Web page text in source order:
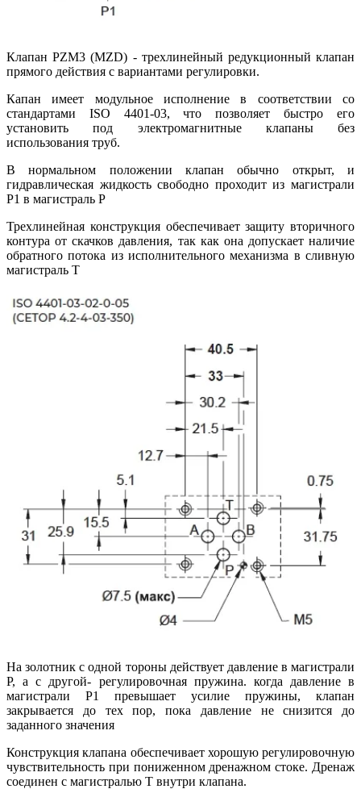
Клапан PZM3 (MZD) - трехлинейный редукционный клапан
прямого действия с вариантами регулировки.
Капан имеет модульное исполнение в соответствии со
стандартами ISO 4401-03, что позволяет быстро его
установить под электромагнитные клапаны без
использования труб.
В нормальном положении клапан обычно открыт, и
гидравлическая жидкость свободно проходит из магистрали
P1 в магистраль P
Трехлинейная конструкция обеспечивает защиту вторичного
контура от скачков давления, так как она допускает наличие
обратного потока из исполнительного механизма в сливную
магистраль T
На золотник с одной тороны действует давление в магистрали
P, а с другой- регулировочная пружина. когда давление в
магистрали P1 превышает усилие пружины, клапан
закрывается до тех пор, пока давление не снизится до
заданного значения
Конструкция клапана обеспечивает хорошую регулировочную
чувствительность при пониженном дренажном стоке. Дренаж
соединен с магистралью Т внутри клапана.